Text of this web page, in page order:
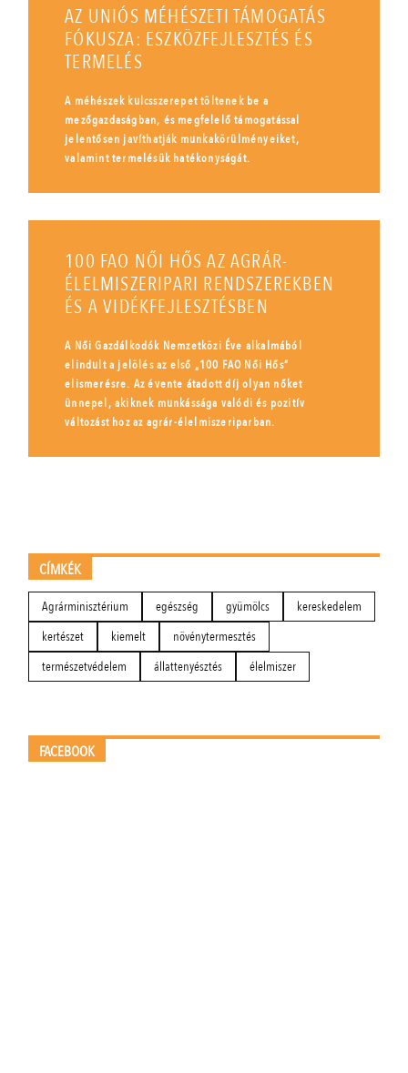
AZ UNIÓS MÉHÉSZETI TÁMOGATÁS
FÓKUSZA: ESZKÖZFEJLESZTÉS ÉS
TERMELÉS
A méhészek kulcsszerepet töltenek be a
mezőgazdaságban, és megfelelő támogatással
jelentősen javíthatják munkakörülményeiket,
valamint termelésük hatékonyságát.
100 FAO NŐI HŐS AZ AGRÁR-
ÉLELMISZERIPARI RENDSZEREKBEN
ÉS A VIDÉKFEJLESZTÉSBEN
A Női Gazdálkodók Nemzetközi Éve alkalmából
elindult a jelölés az első „100 FAO Női Hős”
elismerésre. Az évente átadott díj olyan nőket
ünnepel, akiknek munkássága valódi és pozitív
változást hoz az agrár-élelmiszeriparban.
CÍMKÉK
Agrárminisztérium egészség gyümölcs
kereskedelem
kertészet
kiemelt
növénytermesztés
természetvédelem
állattenyésztés élelmiszer
FACEBOOK